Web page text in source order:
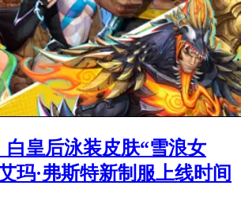
白皇后泳装皮肤“雪浪女
玛·弗斯特新制服上线时间